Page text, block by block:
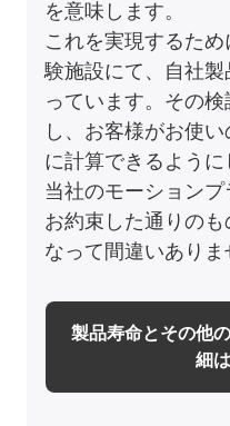
を意味します。
これを実現するた
験施設にて、自社
っています。その
し、お客様がお使
に計算できるように
当社のモーション
お約束した通りの
なって間違いありま
製品寿命とその他
細